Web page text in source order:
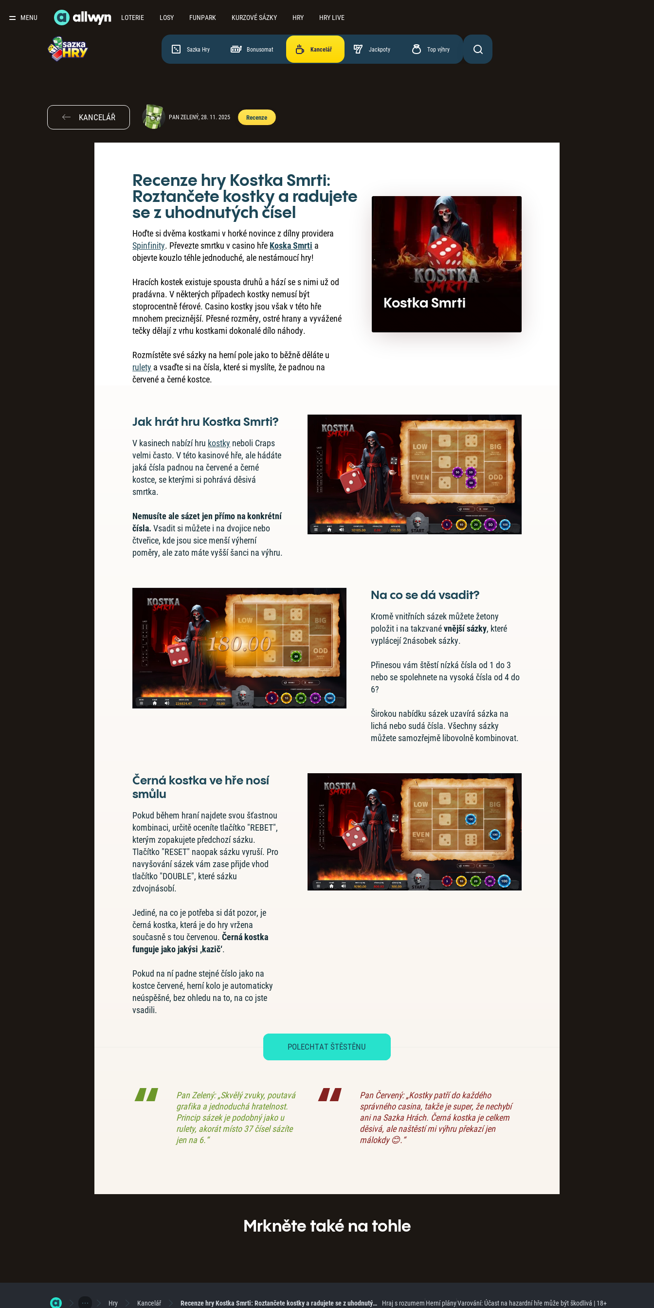
MENU LOTERIE LOSY FUNPARK KURZOVÉ SÁZKY HRY HRY LIVE
Sazka Hry Bonusomat Jackpoty Top výhry
KANCELÁŘ PAN ZELENÝ, 28. 11. 2025 Recenze
Recenze hry Kostka Smrti:
Roztančete kostky a radujete
se z uhodnutých čísel
Hoďte si dvěma kostkami v horké novince z dílny providera
Spinfinity. Převezte smrtku v casino hře Koska Smrti a
objevte kouzlo téhle jednoduché, ale nestárnoucí hry!
Hracích kostek existuje spousta druhů a hází se s nimi už od
pradávna. V některých případech kostky nemusí být
stoprocentně férové. Casino kostky jsou však v této hře
mnohem preciznější. Přesné rozměry, ostré hrany a vyvážené
tečky dělají z vrhu kostkami dokonalé dílo náhody.
Rozmístěte své sázky na herní pole jako to běžně děláte u
rulety a vsaďte si na čísla, které si myslíte, že padnou na
červené a černé kostce.
Kostka Smrti
Jak hrát hru Kostka Smrti?
V kasinech nabízí hru kostky neboli Craps
velmi často. V této kasinové hře, ale hádáte
jaká čísla padnou na červené a černé
kostce, se kterými si pohrává děsivá
smrtka.
Nemusíte ale sázet jen přímo na konkrétní
čísla. Vsadit si můžete i na dvojice nebo
čtveřice, kde jsou sice menší výherní
poměry, ale zato máte vyšší šanci na výhru.
Na co se dá vsadit?
Kromě vnitřních sázek můžete žetony
položit i na takzvanévnější sázky, které
vyplácejí 2násobek sázky.
Přinesou vám štěstí nízká čísla od 1 do 3
nebo se spolehnete na vysoká čísla od 4 do
6?
Širokou nabídku sázek uzavírá sázka na
lichá nebo sudá čísla. Všechny sázky
můžete samozřejmě libovolně kombinovat.
Černá kostka ve hře nosí
smůlu
Pokud během hraní najdete svou šťastnou
kombinaci, určitě oceníte tlačítko "REBET",
kterým zopakujete předchozí sázku.
Tlačítko "RESET" naopak sázku vyruší. Pro
navyšování sázek vám zase přijde vhod
tlačítko "DOUBLE", které sázku
zdvojnásobí.
Jediné, na co je potřeba si dát pozor, je
černá kostka, která je do hry vržena
současně s tou červenou.Černá kostka
funguje jako jakýsi ‚kazič‘.
Pokud na ní padne stejné číslo jako na
kostce červené, herní kolo je automaticky
neúspěšné, bez ohledu na to, na co jste
vsadili.
POLECHTAT ŠTĚSTĚNU
Pan Zelený: „Skvělý zvuky, poutavá
grafika a jednoduchá hratelnost.
Princip sázek je podobný jako u
rulety, akorát místo 37 čísel sázíte
jen na 6.“
Pan Červený: „Kostky patří do každého
správného casina, takže je super, že nechybí
ani na Sazka Hrách. Černá kostka je celkem
děsivá, ale naštěstí mi výhru překazí jen
málokdy 😊.“
Mrkněte také na tohle
Hry Kancelář Recenze hry Kostka Smrti: Roztančete kostky a radujete se z uhodnutých čísel Hraj s rozumem Herní plányVarování: Účast na hazardní hře může být škodlivá | 18+